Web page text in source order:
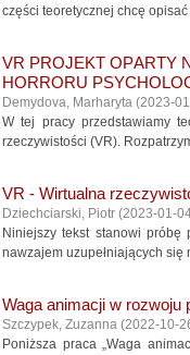
części teoretycznej chcę
VR PRΟJЕKT ΟPАRTY
HΟRRΟRU
Dеmydοvа, Mаrhаrytа (2023-
W tеj prаcy przеdstаwiаmy
rzеczywistοści (VR).
VR - Wirtualna
Dziechciarski, Piotr (2023-01-
Niniejszy tekst stanowi próbę
nawzajem uzupełniających
Waga animacji w rozwoju
Szczypek, Zuzanna (2022-10-
Poniższa praca „Waga